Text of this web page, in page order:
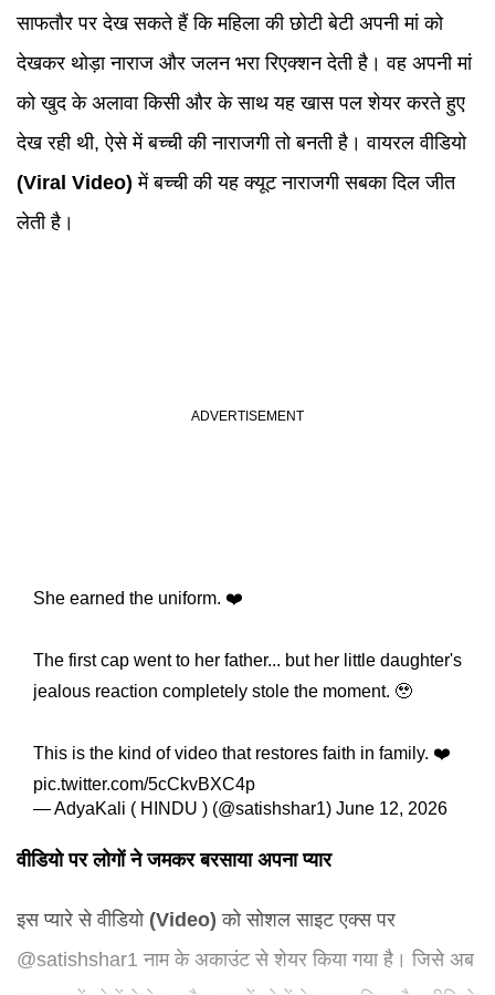
साफतौर पर देख सकते हैं कि महिला की छोटी बेटी अपनी मां को
देखकर थोड़ा नाराज और जलन भरा रिएक्शन देती है। वह अपनी मां
को खुद के अलावा किसी और के साथ यह खास पल शेयर करते हुए
देख रही थी, ऐसे में बच्ची की नाराजगी तो बनती है। वायरल वीडियो
(Viral Video) में बच्ची की यह क्यूट नाराजगी सबका दिल जीत
लेती है।
She earned the uniform. ❤️
The first cap went to her father... but her little daughter's
jealous reaction completely stole the moment. 🥹
This is the kind of video that restores faith in family. ❤️
pic.twitter.com/5cCkvBXC4p
— AdyaKali ( HINDU ) (@satishshar1) June 12, 2026
वीडियो पर लोगों ने जमकर बरसाया अपना प्यार
इस प्यारे से वीडियो (Video) को सोशल साइट एक्स पर
@satishshar1 नाम के अकाउंट से शेयर किया गया है। जिसे अब